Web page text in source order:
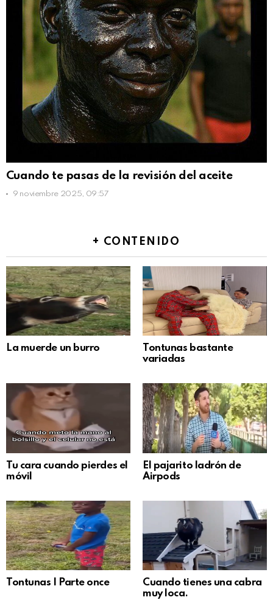
Cuando te pasas de la revisión del aceite
9 noviembre 2025, 09:57
+ CONTENIDO
La muerde un burro
Tontunas bastante
variadas
Tu cara cuando pierdes el
móvil
El pajarito ladrón de
Airpods
Tontunas | Parte once
Cuando tienes una cabra
muy loca.